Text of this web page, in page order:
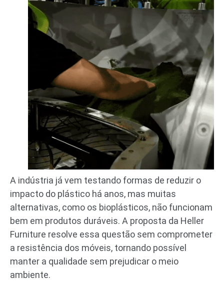
A indústria já vem testando formas de reduzir o
impacto do plástico há anos, mas muitas
alternativas, como os bioplásticos, não funcionam
bem em produtos duráveis. A proposta da Heller
Furniture resolve essa questão sem comprometer
a resistência dos móveis, tornando possível
manter a qualidade sem prejudicar o meio
ambiente.